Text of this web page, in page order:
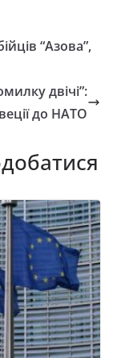
“Азова”,
двічі”:
до НАТО